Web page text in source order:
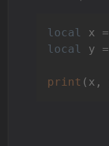
local
local
y
print